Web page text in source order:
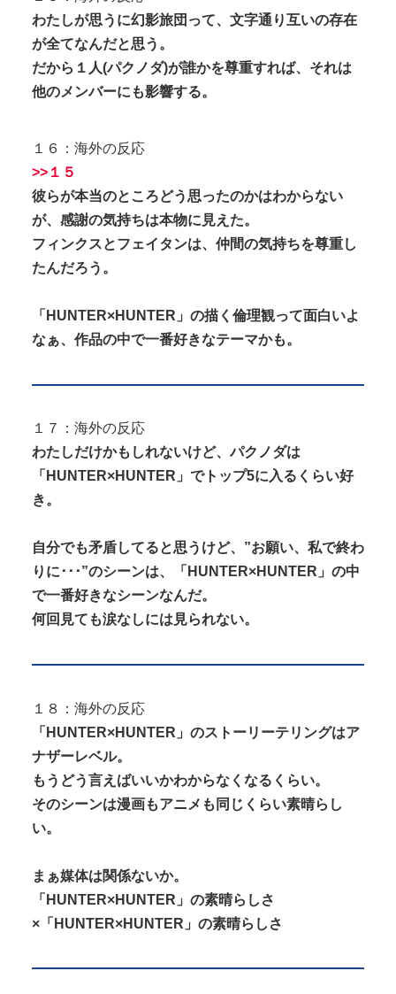
わたしが思うに幻影旅団って、文字通り互いの存在
が全てなんだと思う。
だから１人(パクノダ)が誰かを尊重すれば、それは
他のメンバーにも影響する。
１６：海外の反応
>>１５
彼らが本当のところどう思ったのかはわからない
が、感謝の気持ちは本物に見えた。
フィンクスとフェイタンは、仲間の気持ちを尊重し
たんだろう。
「HUNTER×HUNTER」の描く倫理観って面白いよ
なぁ、作品の中で一番好きなテーマかも。
１７：海外の反応
わたしだけかもしれないけど、パクノダは
「HUNTER×HUNTER」でトップ5に入るくらい好
き。
自分でも矛盾してると思うけど、”お願い、私で終わ
りに･･･”のシーンは、「HUNTER×HUNTER」の中
で一番好きなシーンなんだ。
何回見ても涙なしには見られない。
１８：海外の反応
「HUNTER×HUNTER」のストーリーテリングはア
ナザーレベル。
もうどう言えばいいかわからなくなるくらい。
そのシーンは漫画もアニメも同じくらい素晴らし
い。
まぁ媒体は関係ないか。
「HUNTER×HUNTER」の素晴らしさ
×「HUNTER×HUNTER」の素晴らしさ